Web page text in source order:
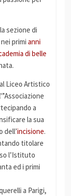
sezione di
nei primi anni
di belle
Liceo Artistico
a
la sua
dell’incisione.
titolare
l’Istituto
ed i primi
a Parigi,